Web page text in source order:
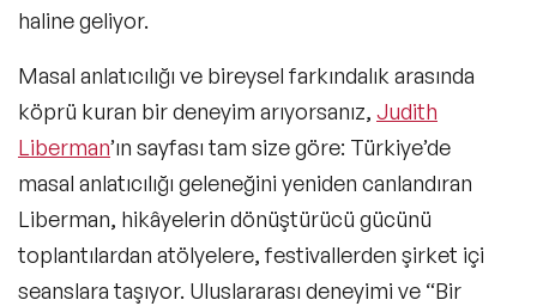
haline geliyor.
Masal anlatıcılığı ve bireysel farkındalık arasında
köprü kuran bir deneyim arıyorsanız, Judith
Liberman’ın sayfası tam size göre: Türkiye’de
masal anlatıcılığı geleneğini yeniden canlandıran
Liberman, hikâyelerin dönüştürücü gücünü
toplantılardan atölyelere, festivallerden şirket içi
seanslara taşıyor. Uluslararası deneyimi ve “Bir